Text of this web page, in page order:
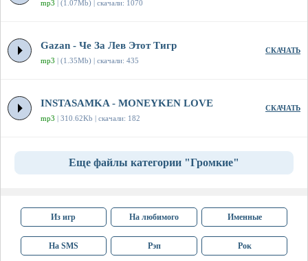
mp3 | (1.07Mb) | скачали: 1070
Gazan - Че За Лев Этот Тигр
mp3 | (1.35Mb) | скачали: 435
СКАЧАТЬ
INSTASAMKA - MONEYKEN LOVE
mp3 | 310.62Kb | скачали: 182
СКАЧАТЬ
Еще файлы категории "Громкие"
Из игр На любимого Именные
На SMS Рэп Рок